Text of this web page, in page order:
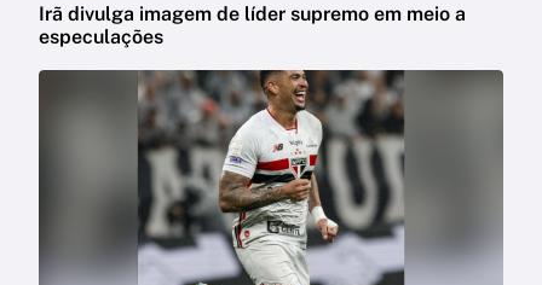
Irã divulga imagem de líder supremo em meio a
especulações